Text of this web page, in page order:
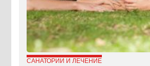
САНАТОРИИ И ЛЕЧЕНИЕ